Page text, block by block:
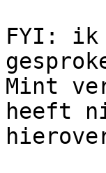
FYI: ik
Mint
heeft